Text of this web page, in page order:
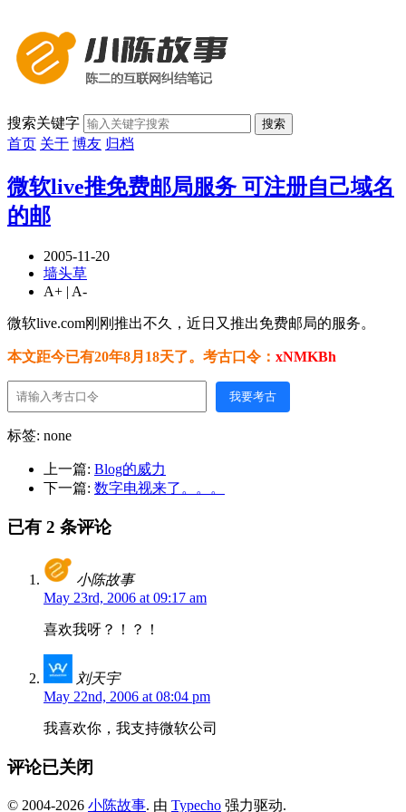
搜索关键字 搜索
首页 关于 博友 归档
微软live推免费邮局服务 可注册自己域名
的邮
2005-11-20
墙头草
A+ | A-
微软live.com刚刚推出不久，近日又推出免费邮局的服务。
本文距今已有20年8月18天了。考古口令： xNMKBh
我要考古
标签: none
上一篇: Blog的威力
下一篇: 数字电视来了。。。
已有 2 条评论
小陈故事
May 23rd, 2006 at 09:17 am
喜欢我呀？！？！
刘天宇
May 22nd, 2006 at 08:04 pm
我喜欢你，我支持微软公司
评论已关闭
© 2004-2026 小陈故事. 由 Typecho 强力驱动.